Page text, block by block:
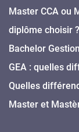
Master CCA ou
diplôme choisir ?
Bachelor
GEA : quelles
Quelles
Master et